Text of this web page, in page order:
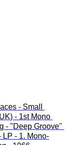
- Small
- 1st Mono
- "Deep Groove''
LP - 1. Mono-